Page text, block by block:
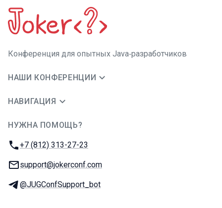
Конференция для опытных Java‑разработчиков
НАШИ КОНФЕРЕНЦИИ
НАВИГАЦИЯ
НУЖНА ПОМОЩЬ?
Телефон:
+7 (812) 313-27-23
E-mail:
support@jokerconf.com
Телеграм:
@JUGConfSupport_bot